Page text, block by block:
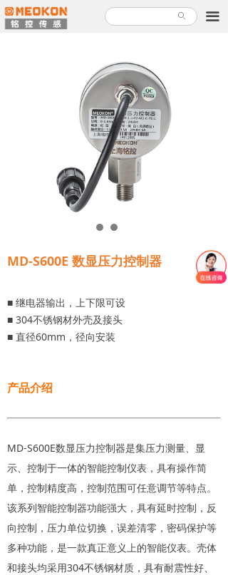
끀
首页
产品使用指南
ꄙ
MD-S600E 数显压力控制器
■ 继电器输出，上下限可设
■ 304不锈钢材外壳及接头
■ 直径60mm，径向安装
产品介绍
MD-S600E数显压力控制器是集压力测量、显
示、控制于一体的智能控制仪表，具有操作简
单，控制精度高，控制范围可任意调节等特点。
该系列智能控制器功能强大，具有延时控制，反
向控制，压力单位切换，误差清零，密码保护等
多种功能，是一款真正意义上的智能仪表。壳体
和接头均采用304不锈钢材质，具有耐震性好、